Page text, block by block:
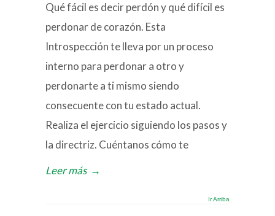
Qué fácil es decir perdón y qué difícil es
perdonar de corazón. Esta
Introspección te lleva por un proceso
interno para perdonar a otro y
perdonarte a ti mismo siendo
consecuente con tu estado actual.
Realiza el ejercicio siguiendo los pasos y
la directriz. Cuéntanos cómo te
Leer más →
Ir Arriba